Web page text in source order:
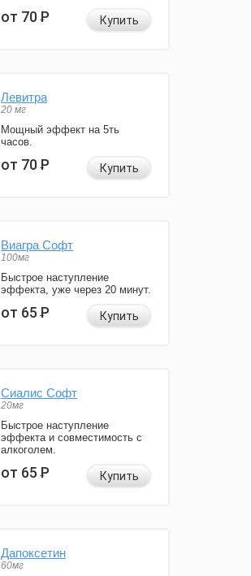
от 70Р Купить
Левитра
20 мг
Мощный эффект на 5ть
часов.
от 70Р Купить
Виагра Софт
100мг
Быстрое наступление
эффекта, уже через 20 минут.
от 65Р Купить
Сиалис Софт
20мг
Быстрое наступление
эффекта и совместимость с
алкоголем.
от 65Р Купить
Дапоксетин
60мг